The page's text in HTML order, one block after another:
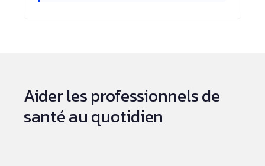
Aider les professionnels de
santé au quotidien